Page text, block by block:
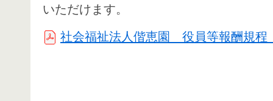
いただけます。
社会福祉法人偕恵園 役員等報酬規程